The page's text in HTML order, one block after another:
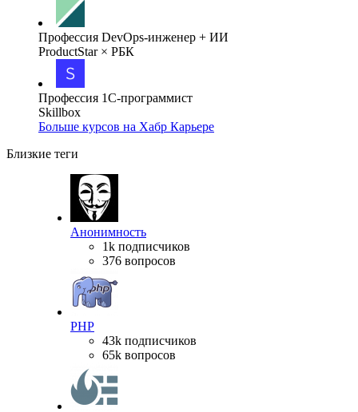
Профессия DevOps-инженер + ИИ
ProductStar × РБК
Профессия 1С-программист
Skillbox
Больше курсов на Хабр Карьере
Близкие теги
Анонимность
1k подписчиков
376 вопросов
PHP
43k подписчиков
65k вопросов